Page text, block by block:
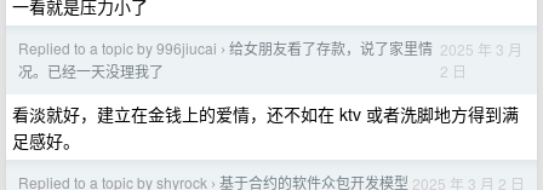
一看就是压力小了
Replied to a topic by 996jiucai › 给女朋友看了存款，说了家里情
况。已经一天没理我了
2025 年 3 月
2 日
看淡就好，建立在金钱上的爱情，还不如在 ktv 或者洗脚地方得到满
足感好。
Replied to a topic by shyrock › 基于合约的软件众包开发模型 2025 年 3 月 2 日